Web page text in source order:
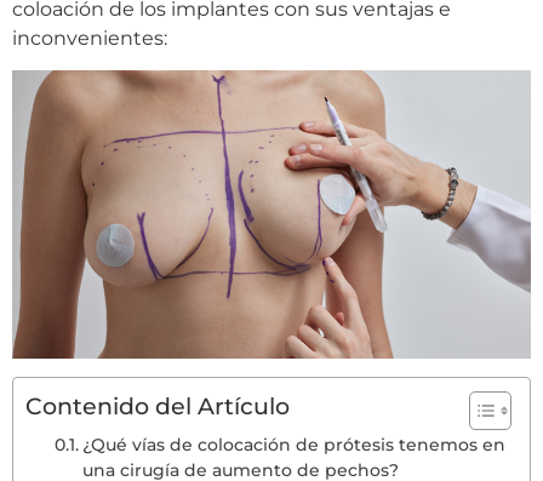
coloación de los implantes con sus ventajas e
inconvenientes:
Contenido del Artículo
¿Qué vías de colocación de prótesis tenemos en
una cirugía de aumento de pechos?